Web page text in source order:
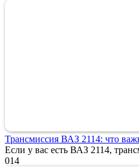
Трансмиссия ВАЗ 2114: что
Если у вас есть ВАЗ 2114,
014